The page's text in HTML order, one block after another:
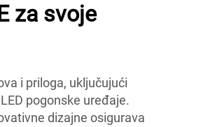
za svoje
i priloga, uključujući
pogonske uređaje.
dizajne osigurava